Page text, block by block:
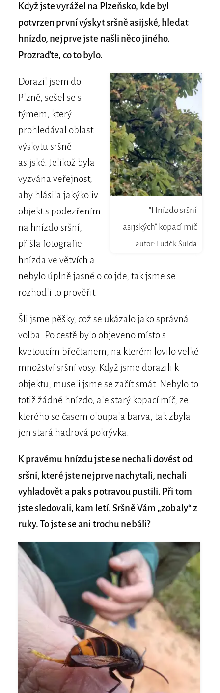
Když jste vyrážel na Plzeňsko, kde byl
potvrzen první výskyt sršně asijské, hledat
hnízdo, nejprve jste našli něco jiného.
Prozraďte, co to bylo.
"Hnízdo sršní
asijských" kopací míč
autor: Luděk Šulda
Dorazil jsem do
Plzně, sešel se s
týmem, který
prohledával oblast
výskytu sršně
asijské. Jelikož byla
vyzvána veřejnost,
aby hlásila jakýkoliv
objekt s podezřením
na hnízdo sršní,
přišla fotografie
hnízda ve větvích a
nebylo úplně jasné o co jde, tak jsme se
rozhodli to prověřit.
Šli jsme pěšky, což se ukázalo jako správná
volba. Po cestě bylo objeveno místo s
kvetoucím břečťanem, na kterém lovilo velké
množství sršní vosy. Když jsme dorazili k
objektu, museli jsme se začít smát. Nebylo to
totiž žádné hnízdo, ale starý kopací míč, ze
kterého se časem oloupala barva, tak zbyla
jen stará hadrová pokrývka.
K pravému hnízdu jste se nechali dovést od
sršní, které jste nejprve nachytali, nechali
vyhladovět a pak s potravou pustili. Při tom
jste sledovali, kam letí. Sršně Vám „zobaly“ z
ruky. To jste se ani trochu nebáli?